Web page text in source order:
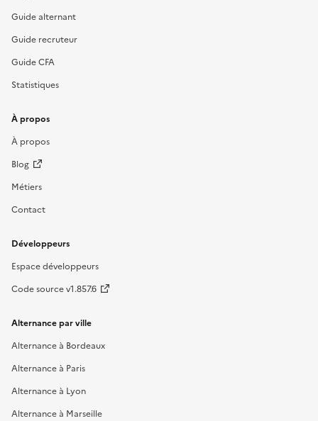
Guide alternant
Guide recruteur
Guide CFA
Statistiques
À propos
À propos
Blog
Métiers
Contact
Développeurs
Espace développeurs
Code source v1.857.6
Alternance par ville
Alternance à Bordeaux
Alternance à Paris
Alternance à Lyon
Alternance à Marseille